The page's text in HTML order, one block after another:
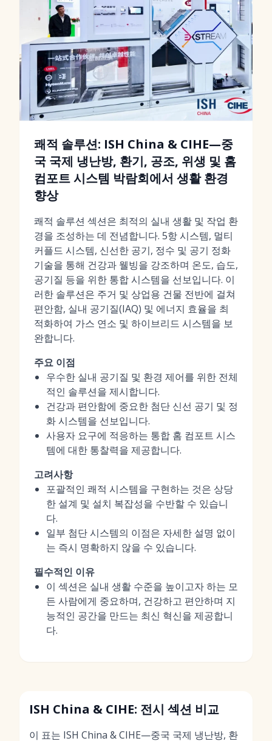
쾌적 솔루션: ISH China & CIHE—중
국 국제 냉난방, 환기, 공조, 위생 및 홈
컴포트 시스템 박람회에서 생활 환경
향상
쾌적 솔루션 섹션은 최적의 실내 생활 및 작업 환
경을 조성하는 데 전념합니다. 5항 시스템, 멀티
커플드 시스템, 신선한 공기, 정수 및 공기 정화
기술을 통해 건강과 웰빙을 강조하며 온도, 습도,
공기질 등을 위한 통합 시스템을 선보입니다. 이
러한 솔루션은 주거 및 상업용 건물 전반에 걸쳐
편안함, 실내 공기질(IAQ) 및 에너지 효율을 최
적화하여 가스 연소 및 하이브리드 시스템을 보
완합니다.
주요 이점
우수한 실내 공기질 및 환경 제어를 위한 전체
적인 솔루션을 제시합니다.
건강과 편안함에 중요한 첨단 신선 공기 및 정
화 시스템을 선보입니다.
사용자 요구에 적응하는 통합 홈 컴포트 시스
템에 대한 통찰력을 제공합니다.
고려사항
포괄적인 쾌적 시스템을 구현하는 것은 상당
한 설계 및 설치 복잡성을 수반할 수 있습니
다.
일부 첨단 시스템의 이점은 자세한 설명 없이
는 즉시 명확하지 않을 수 있습니다.
필수적인 이유
이 섹션은 실내 생활 수준을 높이고자 하는 모
든 사람에게 중요하며, 건강하고 편안하며 지
능적인 공간을 만드는 최신 혁신을 제공합니
다.
ISH China & CIHE: 전시 섹션 비교
이 표는 ISH China & CIHE—중국 국제 냉난방, 환